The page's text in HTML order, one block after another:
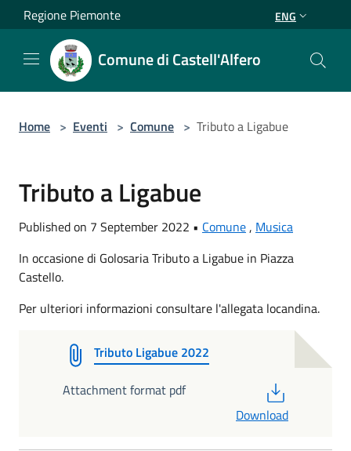
Salta al contenuto principale
Regione Piemonte ENG
Comune di Castell'Alfero
Home > Eventi > Comune > Tributo a Ligabue
Tributo a Ligabue
Published on 7 September 2022 • Comune, Musica
In occasione di Golosaria Tributo a Ligabue in Piazza
Castello.
Per ulteriori informazioni consultare l'allegata locandina.
Tributo Ligabue 2022
Attachment format pdf
Download